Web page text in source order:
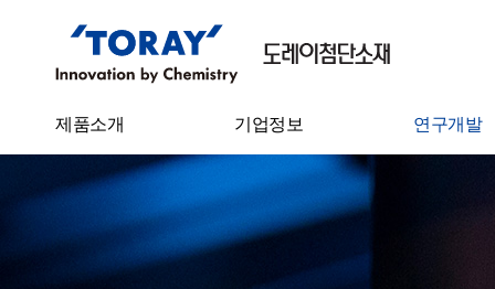
제품소개
Sheet
기업정보
CEO 인사말
연구개발